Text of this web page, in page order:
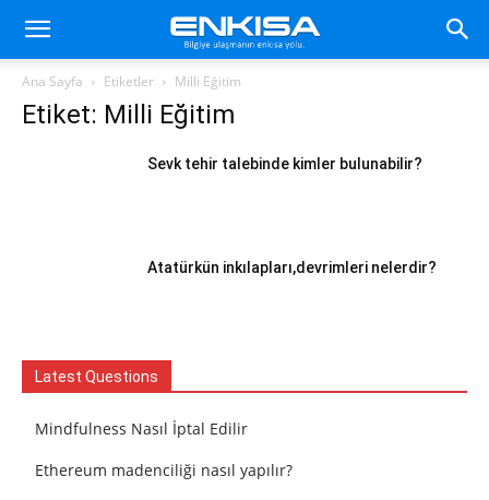
Ana Sayfa Etiketler Milli Eğitim
Etiket: Milli Eğitim
Sevk tehir talebinde kimler bulunabilir?
Atatürkün inkılapları,devrimleri nelerdir?
Latest Questions
Mindfulness Nasıl İptal Edilir
Ethereum madenciliği nasıl yapılır?